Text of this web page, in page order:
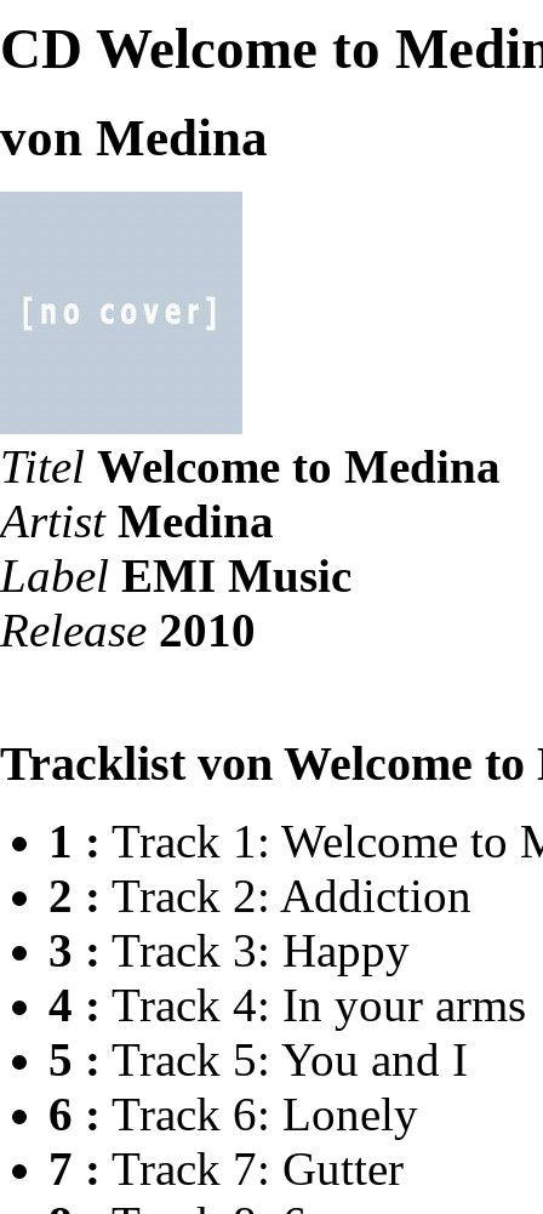
CD Welcome to
von Medina
Titel Welcome to Medina
Artist Medina
Label EMI Music
Release 2010
Tracklist von Welcome to
1 : Track 1: Welcome to
2 : Track 2: Addiction
3 : Track 3: Happy
4 : Track 4: In your arms
5 : Track 5: You and I
6 : Track 6: Lonely
7 : Track 7: Gutter